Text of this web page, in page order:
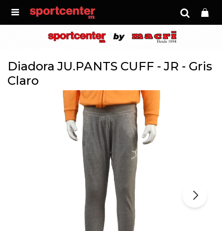

Diadora JU.PANTS CUFF - JR - Gris
Claro